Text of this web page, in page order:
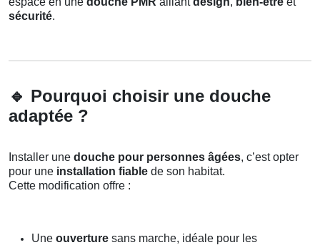
sécurité.
🔹 Pourquoi choisir une douche
adaptée ?
Installer une douche pour personnes âgées, c’est opter
pour une installation fiable de son habitat.
Cette modification offre :
Une ouverture sans marche, idéale pour les